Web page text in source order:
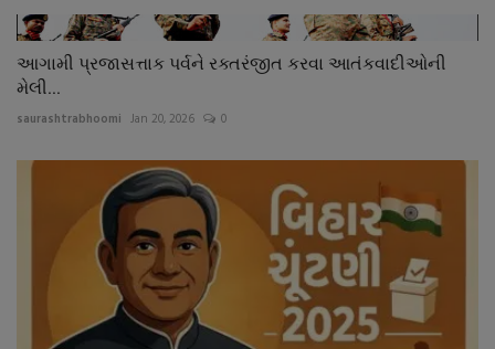
આગામી પ્રજાસત્તાક પર્વને રક્તરંજીત કરવા આતંકવાદીઓની
મેલી...
saurashtrabhoomi Jan 20, 2026 0